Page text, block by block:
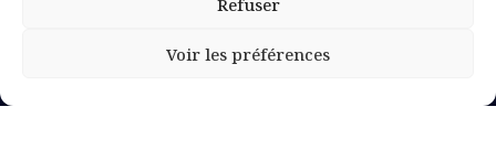
Voir les préférences